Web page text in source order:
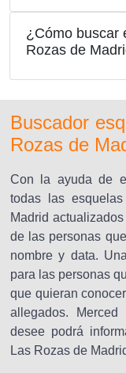
¿Cómo buscar
Rozas de
Buscador
Rozas de
Con la ayuda de
todas las
Madrid
de las personas
nombre y data.
para las personas
que quieran
allegados.
desee podrá
Las Rozas de